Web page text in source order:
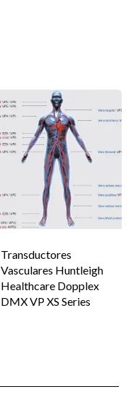
Transductores
Vasculares Huntleigh
Healthcare Dopplex
DMX VP XS Series